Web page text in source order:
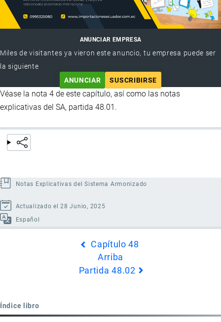
ANUNCIAR EMPRESA
Miles de visitantes ya vieron este anuncio, tu empresa puede ser
la siguiente
ANUNCIAR
SUSCRIBIRSE
Véase la nota 4 de este capítulo, así como las notas
explicativas del SA, partida 48.01.
Notas Explicativas del Sistema Armonizado
Actualizado el 28 Junio, 2025
Español
48.01
Capítulo 48
Arriba
Partida 48.02
Índice libro